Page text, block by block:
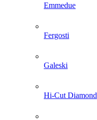
Emmedue
Fergosti
Galeski
Hi-Cut Diamond